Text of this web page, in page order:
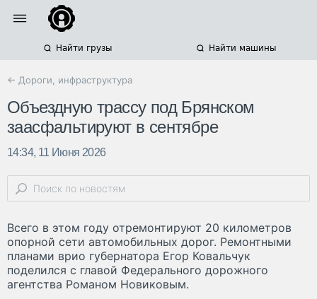
Найти грузы Найти машины
← Дороги, инфраструктура
Объездную трассу под Брянском
заасфальтируют в сентябре
14:34, 11 Июня 2026
Всего в этом году отремонтируют 20 километров
опорной сети автомобильных дорог. Ремонтными
планами врио губернатора Егор Ковальчук
поделился с главой Федерального дорожного
агентства Романом Новиковым.